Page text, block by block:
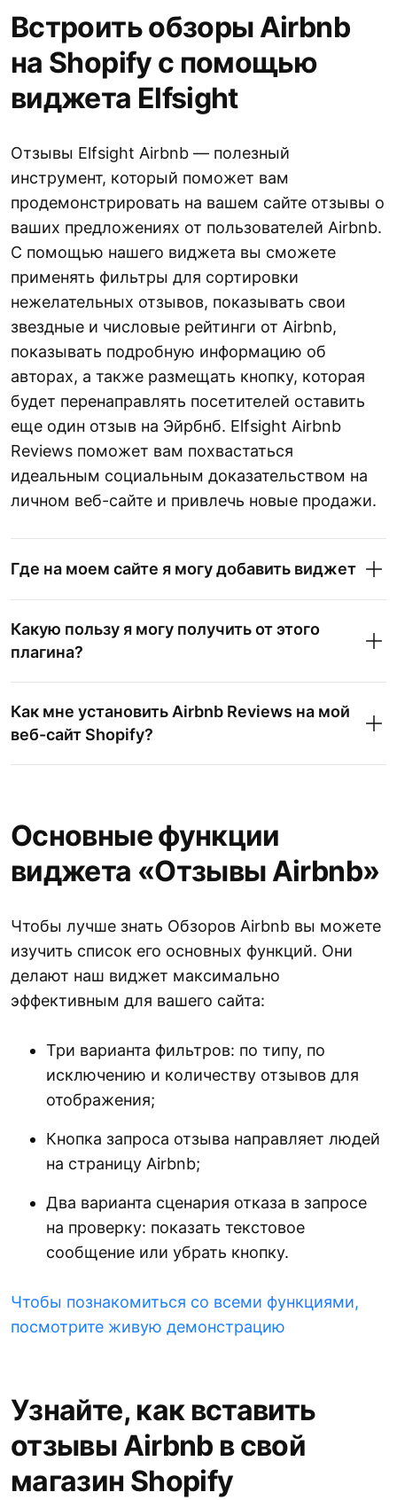
Встроить обзоры Airbnb
на Shopify с помощью
виджета Elfsight
Отзывы Elfsight Airbnb — полезный
инструмент, который поможет вам
продемонстрировать на вашем сайте отзывы о
ваших предложениях от пользователей Airbnb.
С помощью нашего виджета вы сможете
применять фильтры для сортировки
нежелательных отзывов, показывать свои
звездные и числовые рейтинги от Airbnb,
показывать подробную информацию об
авторах, а также размещать кнопку, которая
будет перенаправлять посетителей оставить
еще один отзыв на Эйрбнб. Elfsight Airbnb
Reviews поможет вам похвастаться
идеальным социальным доказательством на
личном веб-сайте и привлечь новые продажи.
Где на моем сайте я могу добавить виджет
Какую пользу я могу получить от этого
плагина?
Как мне установить Airbnb Reviews на мой
веб-сайт Shopify?
Основные функции
виджета «Отзывы Airbnb»
Чтобы лучше знать Обзоров Airbnb вы можете
изучить список его основных функций. Они
делают наш виджет максимально
эффективным для вашего сайта:
Три варианта фильтров: по типу, по
исключению и количеству отзывов для
отображения;
Кнопка запроса отзыва направляет людей
на страницу Airbnb;
Два варианта сценария отказа в запросе
на проверку: показать текстовое
сообщение или убрать кнопку.
Чтобы познакомиться со всеми функциями,
посмотрите живую демонстрацию
Узнайте, как вставить
отзывы Airbnb в свой
магазин Shopify